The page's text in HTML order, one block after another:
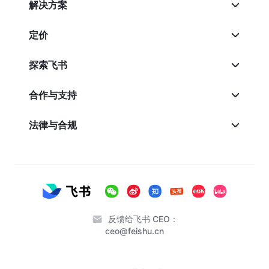
解决方案
定价
探索飞书
合作与支持
法律与合规
反馈给飞书 CEO：
ceo@feishu.cn